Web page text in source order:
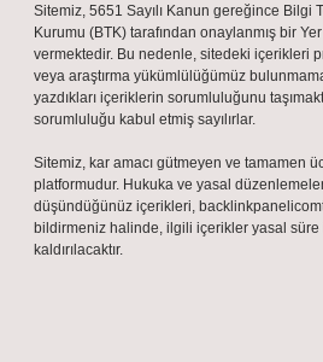
Sitemiz, 5651 Sayılı Kanun gereğince Bilgi
Kurumu (BTK) tarafından onaylanmış bir
vermektedir. Bu nedenle, sitedeki içerikleri
veya araştırma yükümlülüğümüz
yazdıkları içeriklerin sorumluluğunu
sorumluluğu kabul etmiş sayılırlar.
Sitemiz, kar amacı gütmeyen ve tamamen
platformudur. Hukuka ve yasal
düşündüğünüz içerikleri,
bildirmeniz halinde, ilgili içerikler yasal
kaldırılacaktır.